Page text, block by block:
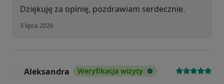
Dziękuję za opinię, pozdrawiam serdecznie.
3 lipca 2026
Aleksandra Weryfikacja wizyty